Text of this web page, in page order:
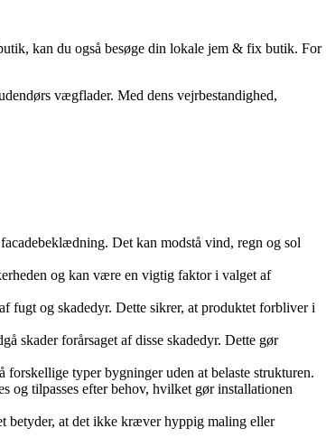
kan du også besøge din lokale jem & fix butik. For
vægflader. Med dens vejrbestandighed,
Det kan modstå vind, regn og sol
og kan være en vigtig faktor i valget af
fugt og skadedyr. Dette sikrer, at produktet forbliver i
skader forårsaget af disse skadedyr. Dette gør
typer bygninger uden at belaste strukturen.
og tilpasses efter behov, hvilket gør installationen
betyder, at det ikke kræver hyppig maling eller